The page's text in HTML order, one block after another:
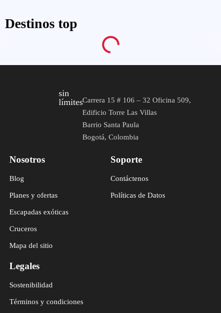
Destinos top
sin
límitesCarrera 15 # 106 – 32 Oficina 509,
Edificio Torre Las Villas
Barrio Santa Paula
Bogotá, Colombia
Nosotros
Blog
Planes y ofertas
Escapadas exóticas
Cruceros
Mapa del sitio
Soporte
Contáctenos
Políticas de Datos
Legales
Sostenibilidad
Términos y condiciones